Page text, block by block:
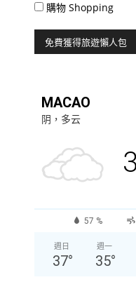
購物 Shopping
MACAO
阴，多云
57 %
週日
37°
週一
35°